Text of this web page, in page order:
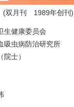
(双月刊 1989年创刊)
生健康委员会
吸虫病防治研究所
士）